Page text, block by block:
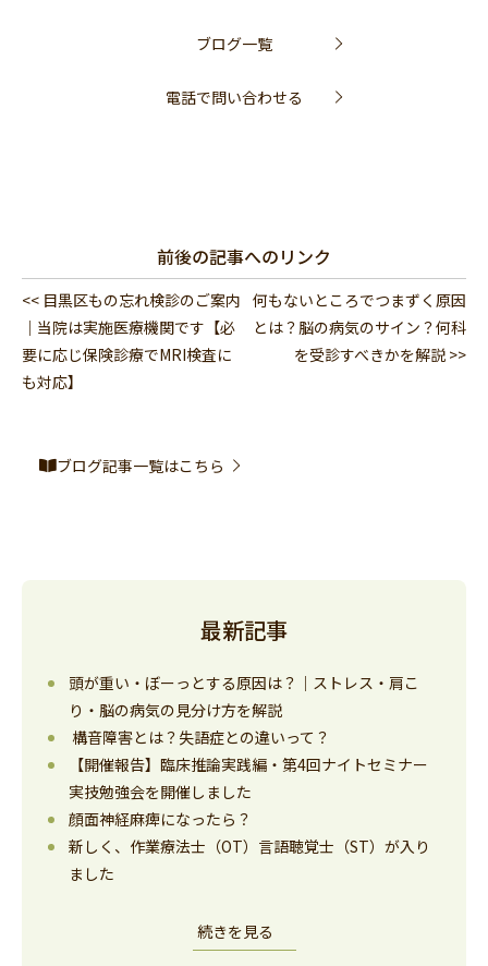
ブログ一覧
電話で問い合わせる
前後の記事へのリンク
<< 目黒区もの忘れ検診のご案内
｜当院は実施医療機関です【必
要に応じ保険診療でMRI検査に
も対応】
何もないところでつまずく原因
とは？脳の病気のサイン？何科
を受診すべきかを解説 >>
ブログ記事一覧はこちら
最新記事
頭が重い・ぼーっとする原因は？｜ストレス・肩こ
り・脳の病気の見分け方を解説
構音障害とは？失語症との違いって？
【開催報告】臨床推論実践編・第4回ナイトセミナー
実技勉強会を開催しました
顔面神経麻痺になったら？
新しく、作業療法士（OT）言語聴覚士（ST）が入り
ました
続きを見る